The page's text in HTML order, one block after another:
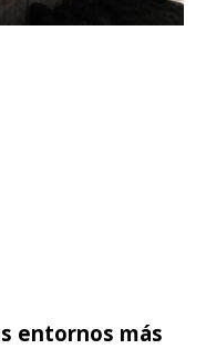
entornos más